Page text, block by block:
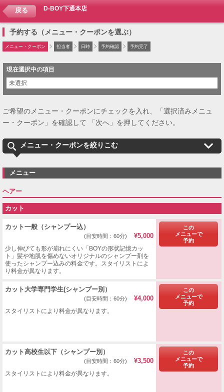
戻る D-BOY下通本店
予約する（メニュー・クーポンを選ぶ）
メニュー・クーポン 担当者 日時 予約確認 予約完了
現在選択中の項目
未選択
ご希望のメニュー・クーポンにチェックを入れ、「選択済みメニュ
ー・クーポン」を確認して 「次へ」を押してください。
メニュー・クーポンを絞りこむ
メニュー
ヘアー
カット
カット一般（シャンプー込）
(目安時間：60分) ¥5,000
少し伸びても形が崩れにくい「BOYの形状記憶カッ
ト」髪や地肌を傷めないオリジナルのシャンプー剤を
使ったシャンプー込みの料金です。スタイリストによ
り料金が異なります。
この
メニューで
予約
カット大学専門学生(シャンプー別）
(目安時間：60分) ¥4,000
スタイリストにより料金が異なります。
この
メニューで
予約
カット高校生以下（シャンプー別）
(目安時間：60分) ¥3,500
スタイリストにより料金が異なります。
この
メニューで
予約